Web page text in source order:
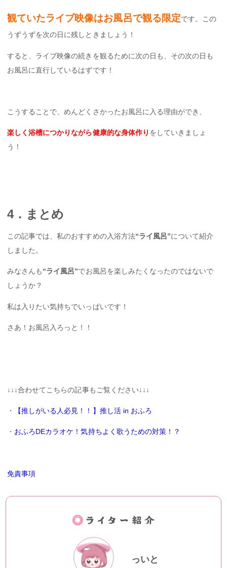
観ていたライブ映像はお風呂で観る限定です。この
うずうずを次の日に残しときましょう！
すると、ライブ映像の続きを観るために次の日も、その次の日も
お風呂に直行しているはずです！
こうすることで、めんどくさかったお風呂に入る理由ができ、
楽しく浴槽につかりながら健康的な身体作り をしていきましょ
う！
4．まとめ
この記事では、私のおすすめの入浴方法“ライ風呂”について紹介
しました。
みなさんも“ライ風呂”でお風呂を楽しみたくなったのではないで
しょうか？
私は入りたい気持ちでいっぱいです！
さあ！お風呂入ろっと！！
↓↓↓合わせてこちらの記事もご覧ください↓↓↓
・ 【推しがいる人必見！！】推し活 in おふろ
・ おふろDEカラオケ！気持ちよく歌うための対策！？
免責事項
っいと